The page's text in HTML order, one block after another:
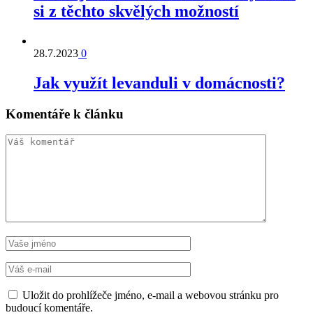
si z těchto skvělých možností
28.7.2023 0
Jak využít levanduli v domácnosti?
Komentáře k článku
Uložit do prohlížeče jméno, e-mail a webovou stránku pro
budoucí komentáře.